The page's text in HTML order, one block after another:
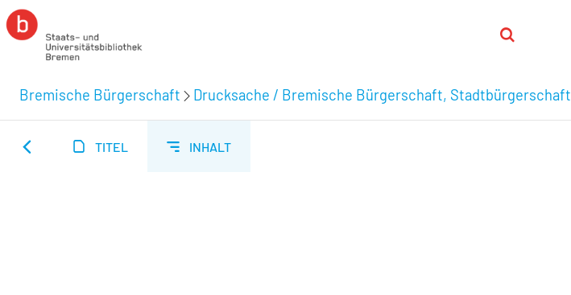
Bremische Bürgerschaft Drucksache / Bremische Bürgerschaft, Stadtbürgerschaft
TITEL INHALT